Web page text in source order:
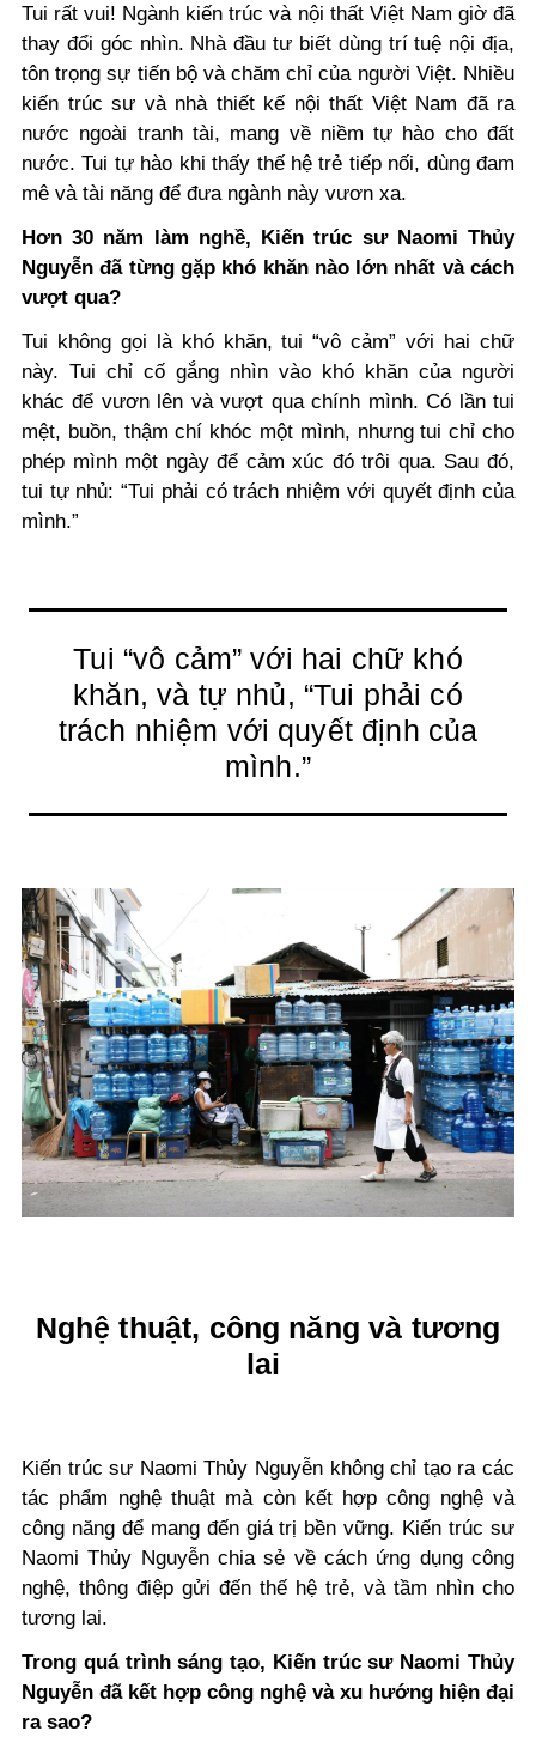
Tui rất vui! Ngành kiến trúc và nội thất Việt Nam giờ đã
thay đổi góc nhìn. Nhà đầu tư biết dùng trí tuệ nội địa,
tôn trọng sự tiến bộ và chăm chỉ của người Việt. Nhiều
kiến trúc sư và nhà thiết kế nội thất Việt Nam đã ra
nước ngoài tranh tài, mang về niềm tự hào cho đất
nước. Tui tự hào khi thấy thế hệ trẻ tiếp nối, dùng đam
mê và tài năng để đưa ngành này vươn xa.
Hơn 30 năm làm nghề, Kiến trúc sư Naomi Thủy
Nguyễn đã từng gặp khó khăn nào lớn nhất và cách
vượt qua?
Tui không gọi là khó khăn, tui “vô cảm” với hai chữ
này. Tui chỉ cố gắng nhìn vào khó khăn của người
khác để vươn lên và vượt qua chính mình. Có lần tui
mệt, buồn, thậm chí khóc một mình, nhưng tui chỉ cho
phép mình một ngày để cảm xúc đó trôi qua. Sau đó,
tui tự nhủ: “Tui phải có trách nhiệm với quyết định của
mình.”
Tui “vô cảm” với hai chữ khó
khăn, và tự nhủ, “Tui phải có
trách nhiệm với quyết định của
mình.”
Nghệ thuật, công năng và tương
lai
Kiến trúc sư Naomi Thủy Nguyễn không chỉ tạo ra các
tác phẩm nghệ thuật mà còn kết hợp công nghệ và
công năng để mang đến giá trị bền vững. Kiến trúc sư
Naomi Thủy Nguyễn chia sẻ về cách ứng dụng công
nghệ, thông điệp gửi đến thế hệ trẻ, và tầm nhìn cho
tương lai.
Trong quá trình sáng tạo, Kiến trúc sư Naomi Thủy
Nguyễn đã kết hợp công nghệ và xu hướng hiện đại
ra sao?